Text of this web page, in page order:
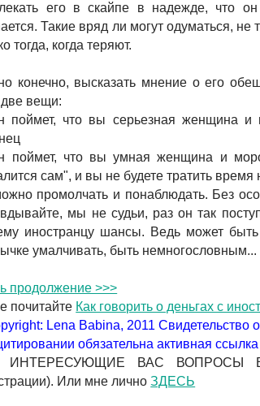
его в скайпе в надежде, что
Такие вряд ли могут одуматься,
тогда, когда теряют.
конечно, высказать мнение о его
две вещи:
поймет, что вы серьезная женщина и
поймет, что вы умная женщина и
сам", и вы не будете тратить время
промолчать и понаблюдать. Без
мы не судьи, раз он так
иностранцу шансы. Ведь может быть
умалчивать, быть немногословным...
продолжение >>>
почитайте Как говорить о деньгах с
Lena Babina, 2011 Свидетельство
обязательна активная
ИНТЕРЕСУЮЩИЕ ВАС ВОПРОСЫ
Или мне личноЗДЕСЬ